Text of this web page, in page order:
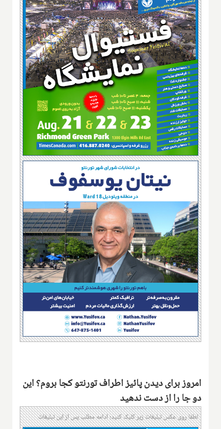
امروز برای دیدن پائیز اطراف تورنتو کجا بروم؟ این
دو جا را از دست ندهید
لطفا روی عکس تبلیغات زیر کلیک کنید؛ ادامه مطلب پس از این تبلیغات